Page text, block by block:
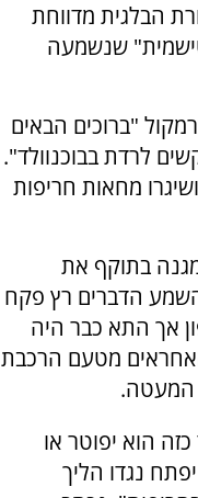
הבלגית מדווחת
שנשמעה
"ברוכים הבאים
לרדת בבוכנוולד".
מחאות חריפות
בתוקף את
הדברים רץ פקח
אך התא כבר היה
מטעם הרכבת
המעטה.
הוא יפוטר או
נגדו הליך